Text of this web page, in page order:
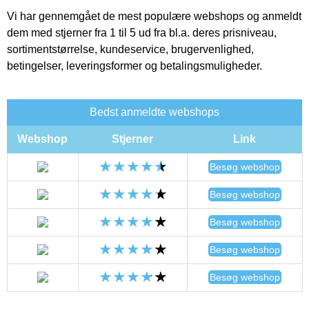
Vi har gennemgået de mest populære webshops og anmeldt
dem med stjerner fra 1 til 5 ud fra bl.a. deres prisniveau,
sortimentstørrelse, kundeservice, brugervenlighed,
betingelser, leveringsformer og betalingsmuligheder.
Bedst anmeldte webshops
Webshop Stjerner Link
Besøg webshop
Besøg webshop
Besøg webshop
Besøg webshop
Besøg webshop